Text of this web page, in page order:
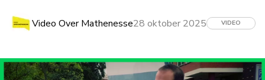
Video Over Mathenesse28 oktober 2025 VIDEO